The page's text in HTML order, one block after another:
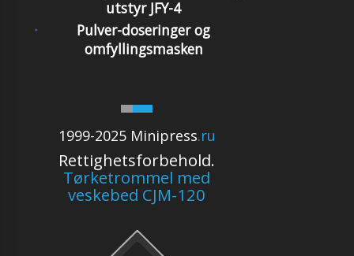
1999-2025 Minipress.ru
Rettighetsforbehold.
Tørketrommel med
veskebed CJM-120
utstyr JFY-4
Pulver-doseringer og
omfyllingsmasken